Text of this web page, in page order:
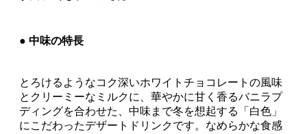
● 中味の特長
とろけるようなコク深いホワイトチョコレートの風味
とクリーミーなミルクに、華やかに甘く香るバニラプ
ディングを合わせた、中味まで冬を想起する「白色」
にこだわったデザートドリンクです。なめらかな食感